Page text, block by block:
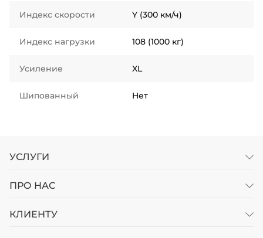
Индекс скорости Y (300 км/ч)
Индекс нагрузки 108 (1000 кг)
Усиление XL
Шипованный Нет
УСЛУГИ
ПРО НАС
КЛИЕНТУ